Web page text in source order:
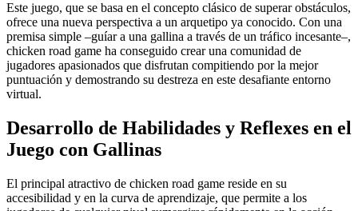
Este juego, que se basa en el concepto clásico de superar obstáculos,
ofrece una nueva perspectiva a un arquetipo ya conocido. Con una
premisa simple –guíar a una gallina a través de un tráfico incesante–,
chicken road game ha conseguido crear una comunidad de
jugadores apasionados que disfrutan compitiendo por la mejor
puntuación y demostrando su destreza en este desafiante entorno
virtual.
Desarrollo de Habilidades y Reflexes en el
Juego con Gallinas
El principal atractivo de chicken road game reside en su
accesibilidad y en la curva de aprendizaje, que permite a los